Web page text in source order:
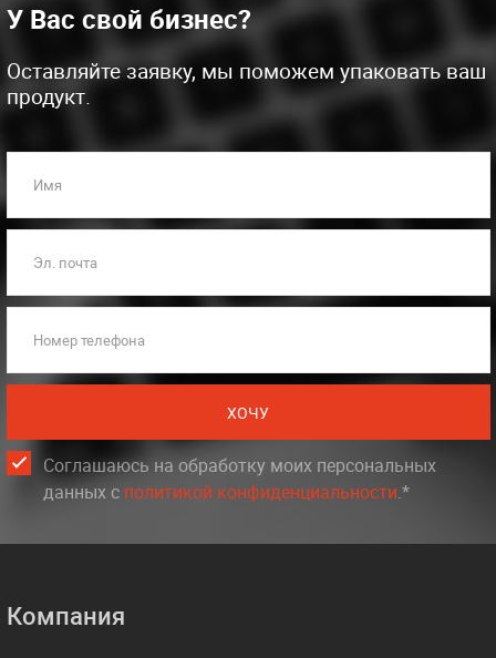
У Вас свой бизнес?
Оставляйте заявку, мы поможем упаковать ваш
продукт.
Имя
Эл. почта
Номер телефона
ХОЧУ
Соглашаюсь на обработку моих персональных
данных c политикой конфиденциальности.*
Компания